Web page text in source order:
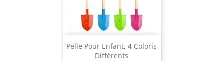
Pelle Pour Enfant, 4 Coloris
Différents